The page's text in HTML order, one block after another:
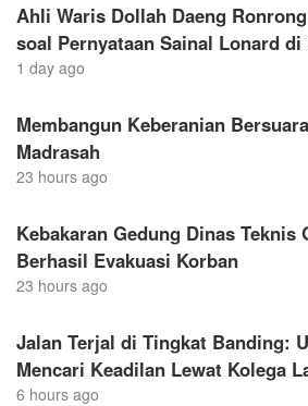
Ahli Waris Dollah Daeng
soal Pernyataan Sainal Lonard
1 day ago
Membangun Keberanian
Madrasah
23 hours ago
Kebakaran Gedung Dinas Teknis
Berhasil Evakuasi Korban
23 hours ago
Jalan Terjal di Tingkat Banding:
Mencari Keadilan Lewat Kolega
6 hours ago